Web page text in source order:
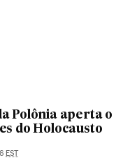
Polônia aperta o
do Holocausto
EST